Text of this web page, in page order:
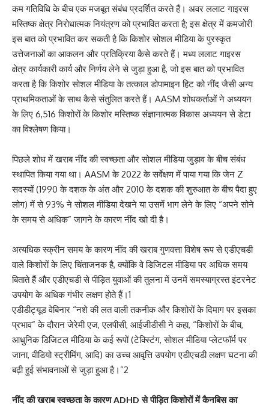
कम गतिविधि के बीच एक मजबूत संबंध प्रदर्शित करते हैं। अवर ललाट गाइरस
मस्तिष्क क्षेत्र निरोधात्मक नियंत्रण को प्रभावित करता है; इस क्षेत्र में कमजोरी
इस बात को प्रभावित कर सकती है कि किशोर सोशल मीडिया के पुरस्कृत
उत्तेजनाओं का आकलन और प्रतिक्रिया कैसे करते हैं। मध्य ललाट गाइरस
क्षेत्र कार्यकारी कार्य और निर्णय लेने से जुड़ा हुआ है, जो इस बात को प्रभावित
करता है कि किशोर सोशल मीडिया के तत्काल डोपामाइन हिट को नींद जैसी अन्य
प्राथमिकताओं के साथ कैसे संतुलित करते हैं। AASM शोधकर्ताओं ने अध्ययन
के लिए 6,516 किशोरों के किशोर मस्तिष्क संज्ञानात्मक विकास अध्ययन से डेटा
का विश्लेषण किया।
पिछले शोध में खराब नींद की स्वच्छता और सोशल मीडिया जुड़ाव के बीच संबंध
स्थापित किया गया था। AASM के 2022 के सर्वेक्षण में पाया गया कि जेन Z
सदस्यों (1990 के दशक के अंत और 2010 के दशक की शुरुआत के बीच पैदा हुए
लोग) में से 93% ने सोशल मीडिया देखने या उसमें भाग लेने के लिए “अपने सोने
के समय से अधिक” जागने के कारण नींद खो दी है।
अत्यधिक स्क्रीन समय के कारण नींद की खराब गुणवत्ता विशेष रूप से एडीएचडी
वाले किशोरों के लिए चिंताजनक है, क्योंकि वे डिजिटल मीडिया पर अधिक समय
बिताते हैं और एडीएचडी से पीड़ित युवाओं की तुलना में उनमें समस्याग्रस्त इंटरनेट
उपयोग के अधिक गंभीर लक्षण होते हैं।1
एडीडीट्यूड वेबिनार “नशे की लत वाली तकनीक और किशोरों के दिमाग पर इसका
प्रभाव” के दौरान जेरेमी एज, एलपीसी, आईजीडीसी ने कहा, “किशोरों के बीच,
आधुनिक डिजिटल मीडिया के कई रूपों (टेक्स्टिंग, सोशल मीडिया प्लेटफॉर्म पर
जाना, वीडियो स्ट्रीमिंग, आदि) का उच्च आवृत्ति उपयोग एडीएचडी लक्षण घटना की
बढ़ी हुई संभावनाओं से जुड़ा हुआ है।”2
नींद की खराब स्वच्छता के कारण ADHD से पीड़ित किशोरों में कैनबिस का